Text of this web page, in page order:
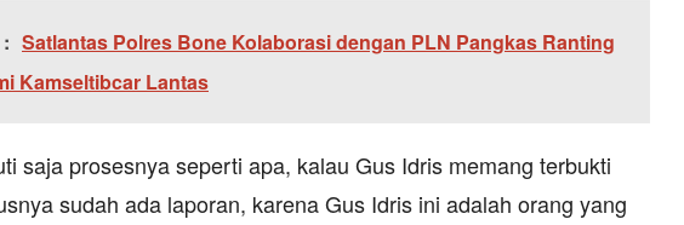
Satlantas Polres Bone Kolaborasi dengan PLN Pangkas Ranting
Kamseltibcar Lantas
saja prosesnya seperti apa, kalau Gus Idris memang terbukti
sudah ada laporan, karena Gus Idris ini adalah orang yang